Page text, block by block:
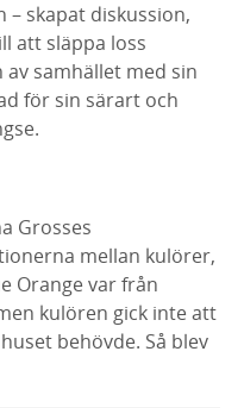
skapat diskussion,
att släppa loss
samhället med sin
för sin särart och
Grosses
mellan kulörer,
Orange var från
kulören gick inte att
behövde. Så blev